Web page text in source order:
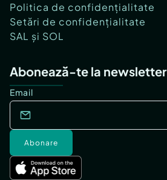
Politica de confidențialitate
Setări de confidențialitate
SAL și SOL
Abonează-te la newsletter
Email
Abonare